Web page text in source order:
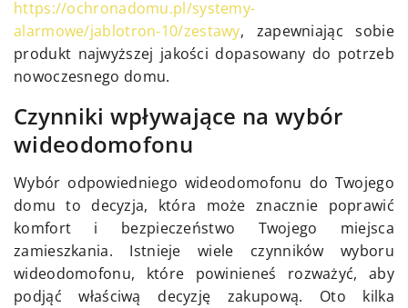
https://ochronadomu.pl/systemy-
alarmowe/jablotron-10/zestawy, zapewniając sobie
produkt najwyższej jakości dopasowany do potrzeb
nowoczesnego domu.
Czynniki wpływające na wybór
wideodomofonu
Wybór odpowiedniego wideodomofonu do Twojego
domu to decyzja, która może znacznie poprawić
komfort i bezpieczeństwo Twojego miejsca
zamieszkania. Istnieje wiele czynników wyboru
wideodomofonu, które powinieneś rozważyć, aby
podjąć właściwą decyzję zakupową. Oto kilka